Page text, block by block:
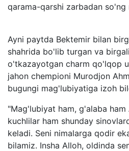
qarama-qarshi zarbadan
Ayni paytda Bektemir bilan
shahrida bo'lib turgan va
o'tkazayotgan charm qo'lqop
jahon chempioni Murodjon
bugungi mag'lubiyatiga izoh
"Mag'lubiyat ham, g'alaba ham
kuchlilar ham shunday
keladi. Seni nimalarga qodir
bilamiz. Insha Alloh, oldinda